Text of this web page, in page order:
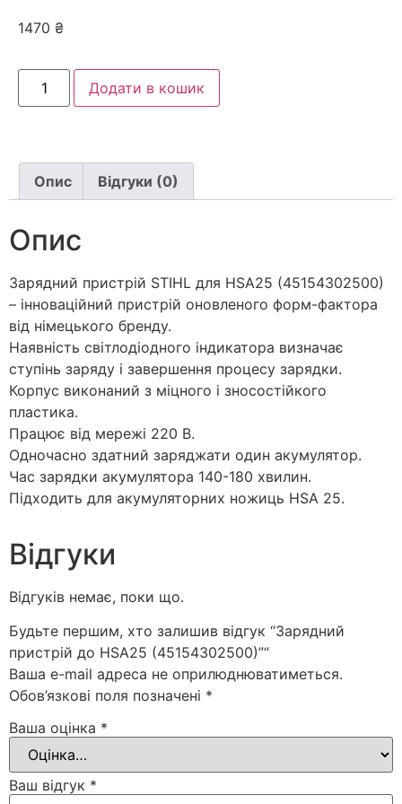
1470 ₴
Додати в кошик
Опис Відгуки (0)
Опис
Зарядний пристрій STIHL для HSA25 (45154302500)
– інноваційний пристрій оновленого форм-фактора
від німецького бренду.
Наявність світлодіодного індикатора визначає
ступінь заряду і завершення процесу зарядки.
Корпус виконаний з міцного і зносостійкого
пластика.
Працює від мережі 220 В.
Одночасно здатний заряджати один акумулятор.
Час зарядки акумулятора 140-180 хвилин.
Підходить для акумуляторних ножиць HSA 25.
Відгуки
Відгуків немає, поки що.
Будьте першим, хто залишив відгук “Зарядний
пристрій до HSA25 (45154302500)”“
Ваша e-mail адреса не оприлюднюватиметься.
Обов’язкові поля позначені *
Ваша оцінка *
Ваш відгук *